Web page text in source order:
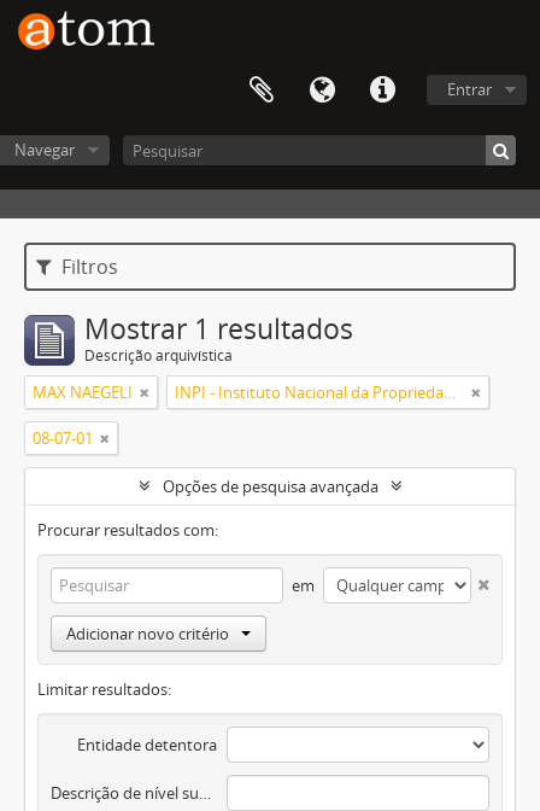
Entrar
Navegar
Filtros
Mostrar 1 resultados
Descrição arquivística
MAX NAEGELI INPI - Instituto Nacional da Propriedade Industrial
08-07-01
Opções de pesquisa avançada
Procurar resultados com:
em
Adicionar novo critério
Limitar resultados:
Entidade detentora
Descrição de nível superior